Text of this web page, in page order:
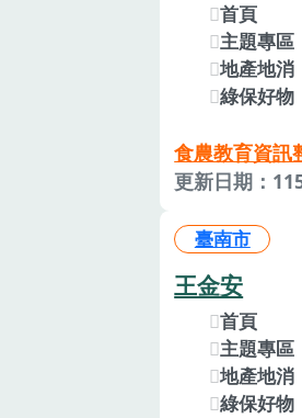
首頁
主題專區
地產地消
綠保好物
食農教育資訊
更新日期：
臺南市
王金安
首頁
主題專區
地產地消
綠保好物